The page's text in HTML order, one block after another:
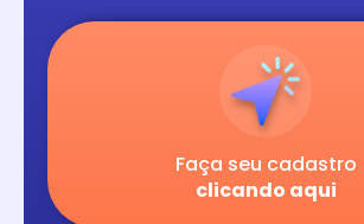
Faça seu cadastro
clicando aqui